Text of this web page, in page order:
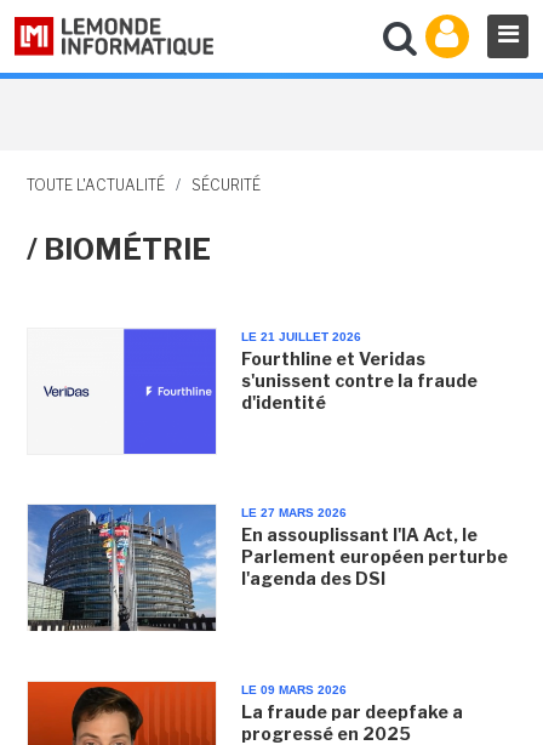
TOUTE L'ACTUALITÉ / SÉCURITÉ
/ BIOMÉTRIE
LE 21 JUILLET 2026
Fourthline et Veridas
s'unissent contre la fraude
d'identité
LE 27 MARS 2026
En assouplissant l'IA Act, le
Parlement européen perturbe
l'agenda des DSI
LE 09 MARS 2026
La fraude par deepfake a
progressé en 2025